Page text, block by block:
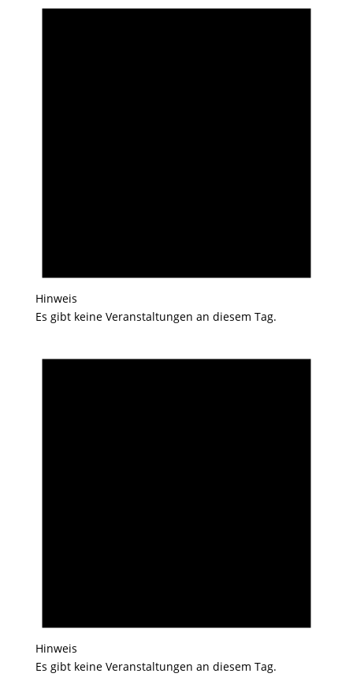
Hinweis
Es gibt keine Veranstaltungen an diesem Tag.
Hinweis
Es gibt keine Veranstaltungen an diesem Tag.